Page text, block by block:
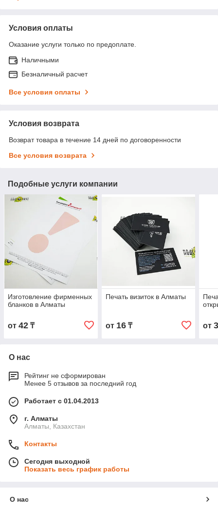
Условия оплаты
Оказание услуги только по предоплате.
Наличными
Безналичный расчет
Все условия оплаты
Условия возврата
Возврат товара в течение 14 дней по договоренности
Все условия возврата
Подобные услуги компании
Изготовление фирменных
бланков в Алматы
от 42 ₸
Печать визиток в Алматы
от 16₸ от
О нас
Рейтинг не сформирован
Менее 5 отзывов за последний год
Работает с 01.04.2013
г. Алматы
Алматы, Казахстан
Контакты
Сегодня выходной
Показать весь график работы
О нас